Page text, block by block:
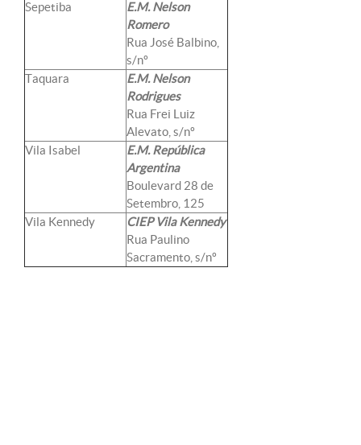
Sepetiba
E.M. Nelson
Romero
Rua José Balbino,
s/nº
Taquara
E.M. Nelson
Rodrigues
Rua Frei Luiz
Alevato, s/nº
Vila Isabel
E.M. República
Argentina
Boulevard 28 de
Setembro, 125
Vila Kennedy
CIEP Vila Kennedy
Rua Paulino
Sacramento, s/nº